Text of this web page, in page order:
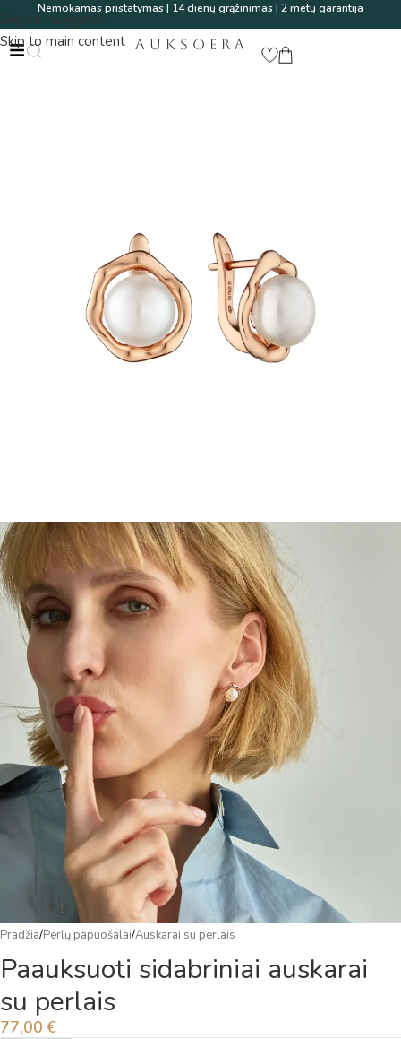
Skip to navigation
Skip to main content
Nemokamas pristatymas | 14 dienų grąžinimas | 2 metų garantija
AUKSOERA
Pradžia/Perlų papuošalai/Auskarai su perlais
Paauksuoti sidabriniai auskarai
su perlais
77,00 €